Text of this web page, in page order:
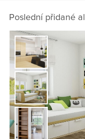
Poslední přidané